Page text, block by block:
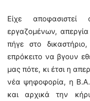
Είχε
εργαζομένων,
πήγε στο
επρόκειτο να βγουν
μας πότε, κι έτσι η
νέα ψηφοφορία, η
και αρχικά την